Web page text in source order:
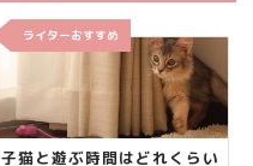
ライターおすすめ
子猫と遊ぶ時間はどれくらい